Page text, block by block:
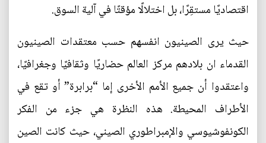
اقتصاديًا مستقِرًا، بل اختلالًا مؤقتًا في آلية السوق.
حيث يرى الصينيون انفسهم حسب معتقدات الصينيون
القدماء ان بلادهم مركز العالم حضاريًا وثقافيًا وجغرافيًا،
واعتقدوا أن جميع الأمم الأخرى إما “برابرة” أو تقع في
الأطراف المحيطة. هذه النظرة هي جزء من الفكر
الكونفوشيوسي والإمبراطوري الصيني، حيث كانت الصين